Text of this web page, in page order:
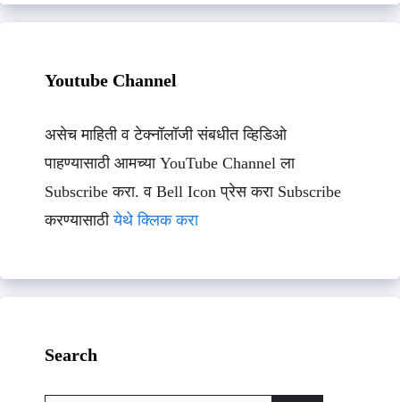
Youtube Channel
असेच माहिती व टेक्नॉलॉजी संबधीत व्हिडिओ
पाहण्यासाठी आमच्या YouTube Channel ला
Subscribe करा. व Bell Icon प्रेस करा Subscribe
करण्यासाठीयेथे क्लिक करा
Search